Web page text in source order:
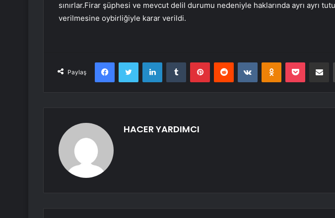
sınırlar.Firar şüphesi ve mevcut delil durumu nedeniyle haklarında ayrı ayrı
verilmesine oybirliğiyle karar verildi.
Paylaş
FacebookTwitter LinkedInTumblr PinterestReddit VKontakteOdnoklassniki
Pocket
HACER YARDIMCI